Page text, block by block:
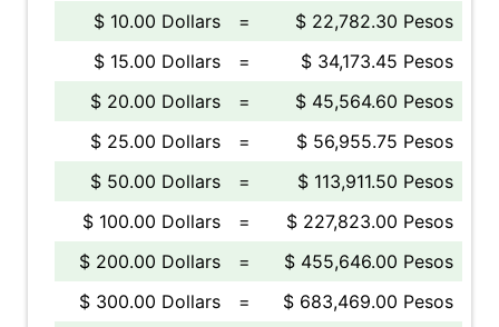
$ 10.00 Dollars
=
$ 22,782.30 Pesos
$ 15.00 Dollars
=
$ 34,173.45 Pesos
$ 20.00 Dollars
=
$ 45,564.60 Pesos
$ 25.00 Dollars
=
$ 56,955.75 Pesos
$ 50.00 Dollars
=
$ 113,911.50 Pesos
$ 100.00 Dollars
=
$ 227,823.00 Pesos
$ 200.00 Dollars
=
$ 455,646.00 Pesos
$ 300.00 Dollars
=
$ 683,469.00 Pesos